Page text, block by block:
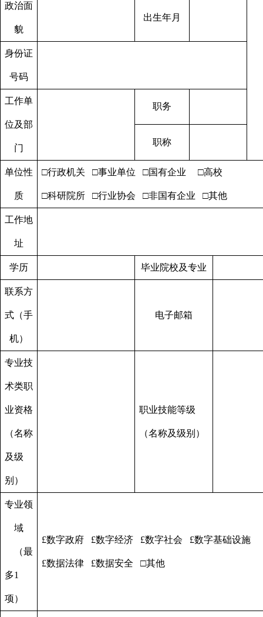
政治面
貌
出生年月
身份证
号码
工作单
位及部
门
职务
职称
单位性
质
□行政机关 □事业单位 □国有企业 □高校
□科研院所 □行业协会 □非国有企业 □其他
工作地
址
学历 毕业院校及专业
联系方
式（手
机）
电子邮箱
专业技
术类职
业资格
（名称
及级
别）
职业技能等级
（名称及级别）
专业领
域
（最
多1
项）
£数字政府 £数字经济 £数字社会 £数字基础设施
£数据法律 £数据安全 □其他